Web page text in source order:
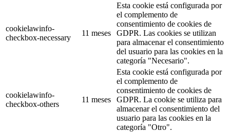
cookielawinfo-
checkbox-necessary
11 meses
Esta cookie está configurada por
el complemento de
consentimiento de cookies de
GDPR. Las cookies se utilizan
para almacenar el consentimiento
del usuario para las cookies en la
categoría "Necesario".
cookielawinfo-
checkbox-others
11 meses
Esta cookie está configurada por
el complemento de
consentimiento de cookies de
GDPR. La cookie se utiliza para
almacenar el consentimiento del
usuario para las cookies en la
categoría "Otro".